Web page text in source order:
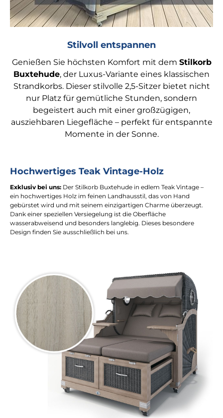
Stilvoll entspannen
Genießen Sie höchsten Komfort mit dem Stilkorb
Buxtehude, der Luxus-Variante eines klassischen
Strandkorbs. Dieser stilvolle 2,5-Sitzer bietet nicht
nur Platz für gemütliche Stunden, sondern
begeistert auch mit einer großzügigen,
ausziehbaren Liegefläche – perfekt für entspannte
Momente in der Sonne.
Hochwertiges Teak Vintage-Holz
Exklusiv bei uns: Der Stilkorb Buxtehude in edlem Teak Vintage –
ein hochwertiges Holz im feinen Landhausstil, das von Hand
gebürstet wird und mit seinem einzigartigen Charme überzeugt.
Dank einer speziellen Versiegelung ist die Oberfläche
wasserabweisend und besonders langlebig. Dieses besondere
Design finden Sie ausschließlich bei uns.